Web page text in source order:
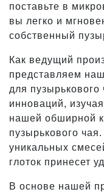
поставьте в
вы легко и
собственный
Как ведущий
представляем
для пузырькового
инноваций,
нашей обширной
пузырькового
уникальных
глоток принесет
В основе нашей